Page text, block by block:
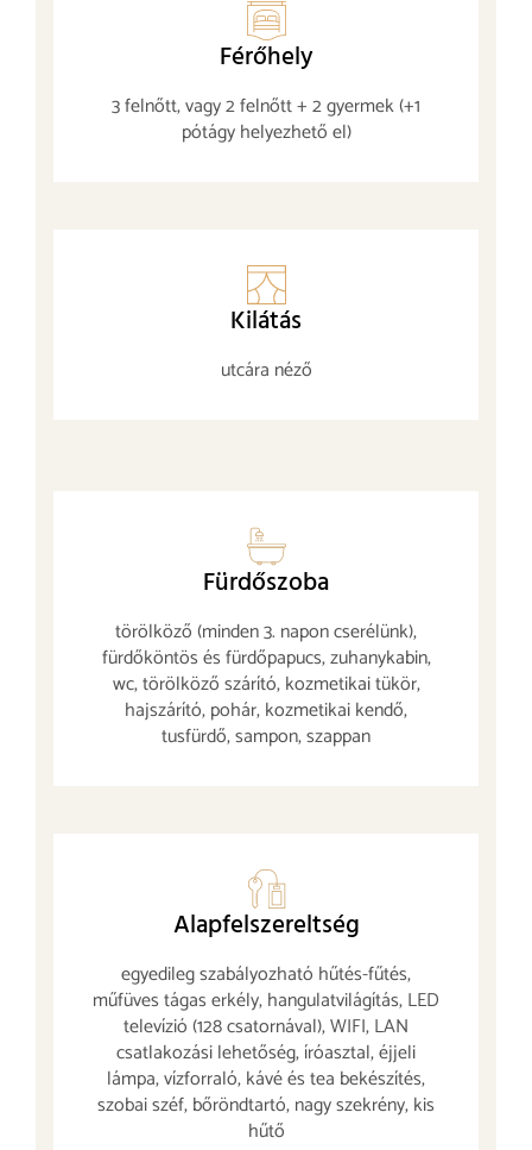
Férőhely
3 felnőtt, vagy 2 felnőtt + 2 gyermek (+1
pótágy helyezhető el)
Kilátás
utcára néző
Fürdőszoba
törölköző (minden 3. napon cserélünk),
fürdőköntös és fürdőpapucs, zuhanykabin,
wc, törölköző szárító, kozmetikai tükör,
hajszárító, pohár, kozmetikai kendő,
tusfürdő, sampon, szappan
Alapfelszereltség
egyedileg szabályozható hűtés-fűtés,
műfüves tágas erkély, hangulatvilágítás, LED
televízió (128 csatornával), WIFI, LAN
csatlakozási lehetőség, íróasztal, éjjeli
lámpa, vízforraló, kávé és tea bekészítés,
szobai széf, bőröndtartó, nagy szekrény, kis
hűtő